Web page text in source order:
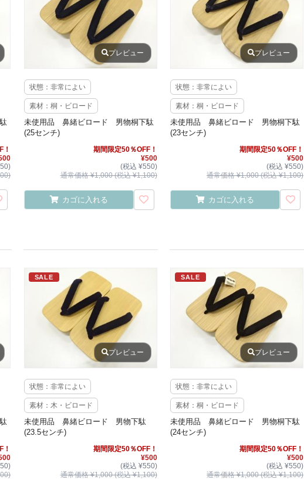
プレビュー
状態：非常によい
素材：桐・ビロード
未使用品 鼻緒ビロード 男物桐下駄
(25センチ)
期間限定50％OFF！
¥500
(税込 ¥550)
通常価格 ¥1,000 (税込 ¥1,100)
カゴに入れる
プレビュー
状態：非常によい
素材：桐・ビロード
未使用品 鼻緒ビロード 男物桐下駄
(23センチ)
期間限定50％OFF！
¥500
(税込 ¥550)
通常価格 ¥1,000 (税込 ¥1,100)
カゴに入れる
SALE
プレビュー
状態：非常によい
素材：木・ビロード
未使用品 鼻緒ビロード 男物下駄
(23.5センチ)
期間限定50％OFF！
¥500
(税込 ¥550)
通常価格 ¥1,000 (税込 ¥1,100)
SALE
プレビュー
状態：非常によい
素材：桐・ビロード
未使用品 鼻緒ビロード 男物桐下駄
(24センチ)
期間限定50％OFF！
¥500
(税込 ¥550)
通常価格 ¥1,000 (税込 ¥1,100)